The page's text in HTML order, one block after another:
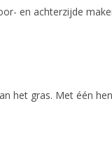
en achterzijde
het gras. Met één